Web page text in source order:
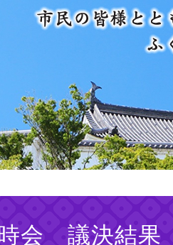
会 議決結果